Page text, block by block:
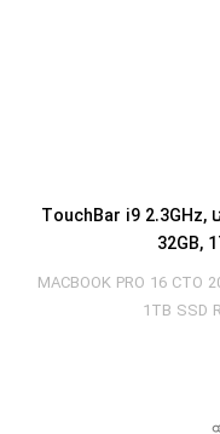
مک بوک پرو 16 اینچ کاستوم 2019 رتینا TouchBar i9 2.3GHz,
32GB,
MACBOOK PRO 16 CTO
1TB SSD